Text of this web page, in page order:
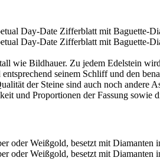
wie Bildhauer. Zu jedem Edelstein
seinem Schliff und den
der Steine sind auch noch andere
und Proportionen der Fassung